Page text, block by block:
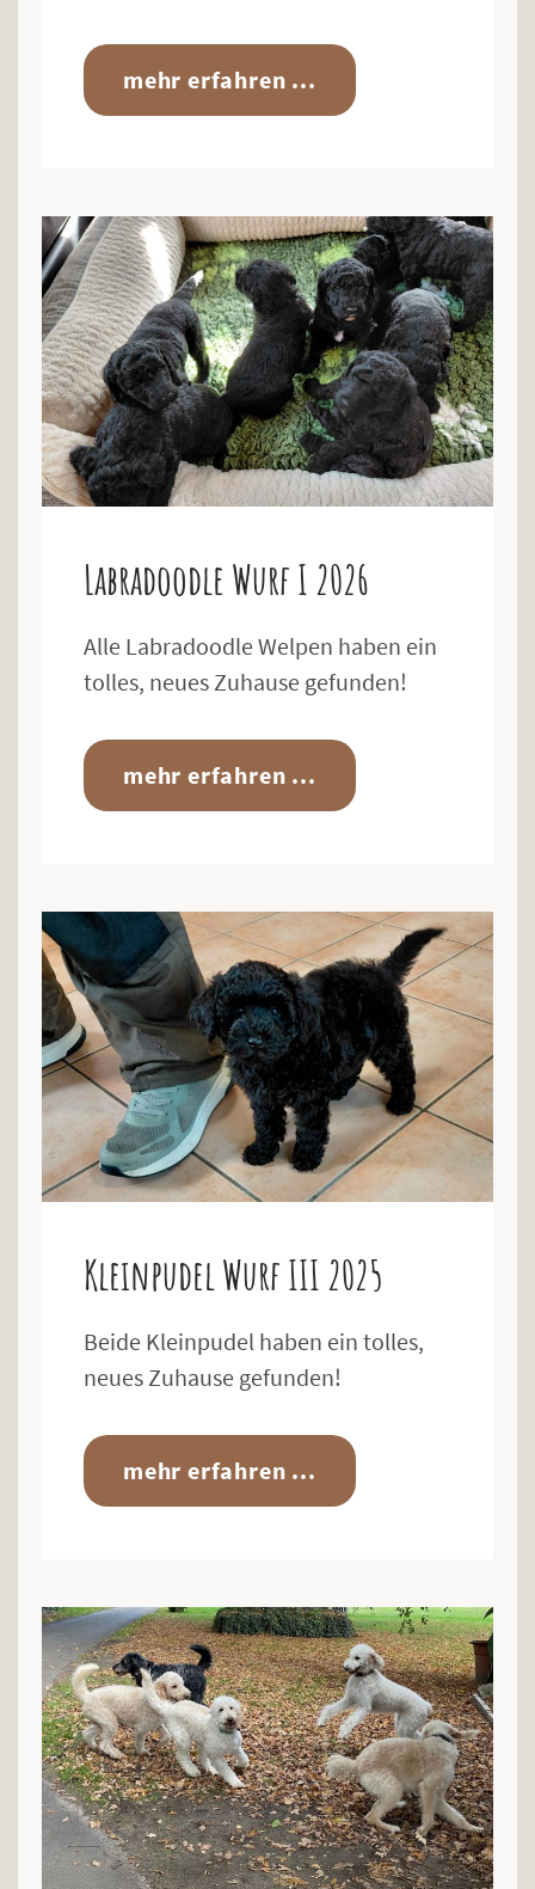
mehr erfahren ...
Labradoodle Wurf I 2026
Alle Labradoodle Welpen haben ein
tolles, neues Zuhause gefunden!
mehr erfahren ...
Kleinpudel Wurf III 2025
Beide Kleinpudel haben ein tolles,
neues Zuhause gefunden!
mehr erfahren ...